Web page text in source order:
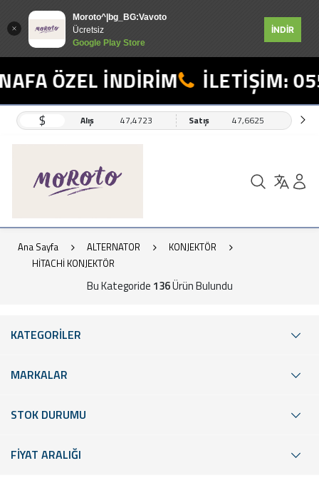
Moroto^|bg_BG:Vavoto
Ücretsiz
Google Play Store
İNDİR
İNDİRİM İLETİŞİM: 0554
$ Alış 47,4723 Satış 47,6625
Ana Sayfa ALTERNATOR
KONJEKTÖR
HİTACHİ KONJEKTÖR
Bu Kategoride 136Ürün Bulundu
KATEGORİLER
MARKALAR
STOK DURUMU
FİYAT ARALIĞI